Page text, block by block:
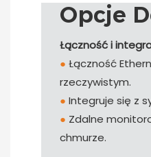
Opcje
Łączność i
● Łączność
rzeczywistym.
● Integruje się z
● Zdalne
chmurze.